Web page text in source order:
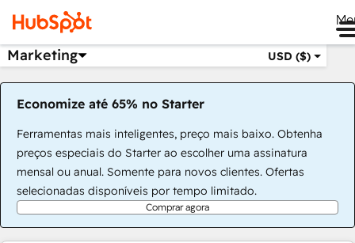
Marketing USD ($)
Economize até 65% no Starter
Ferramentas mais inteligentes, preço mais baixo. Obtenha
preços especiais do Starter ao escolher uma assinatura
mensal ou anual. Somente para novos clientes. Ofertas
selecionadas disponíveis por tempo limitado.
Comprar agora